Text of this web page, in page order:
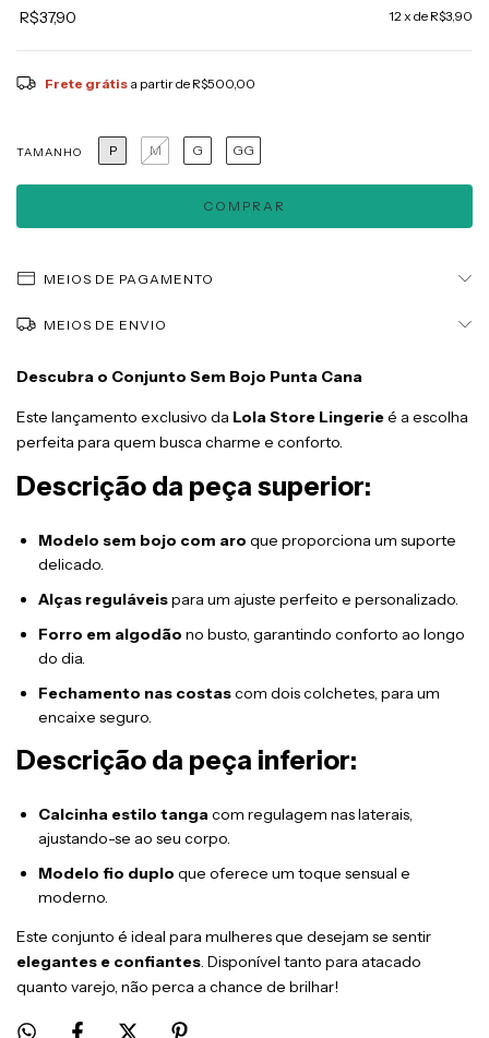
R$37,90 12x de R$3,90
Frete grátis a partir de R$500,00
TAMANHO P M G GG
MEIOS DE PAGAMENTO
MEIOS DE ENVIO
Descubra o Conjunto Sem Bojo Punta Cana
Este lançamento exclusivo da Lola Store Lingerieé a escolha
perfeita para quem busca charme e conforto.
Descrição da peça superior:
Modelo sem bojo com aro que proporciona um suporte
delicado.
Alças reguláveispara um ajuste perfeito e personalizado.
Forro em algodão no busto, garantindo conforto ao longo
do dia.
Fechamento nas costascom dois colchetes, para um
encaixe seguro.
Descrição da peça inferior:
Calcinha estilo tangacom regulagem nas laterais,
ajustando-se ao seu corpo.
Modelo fio duplo que oferece um toque sensual e
moderno.
Este conjunto é ideal para mulheres que desejam se sentir
elegantes e confiantes. Disponível tanto para atacado
quanto varejo, não perca a chance de brilhar!